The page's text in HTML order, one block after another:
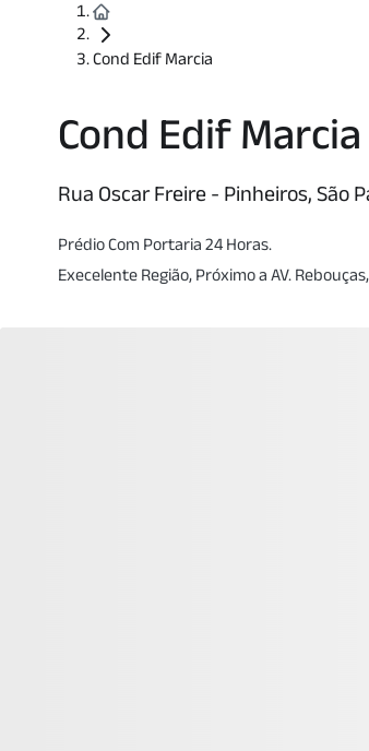
Cond Edif Marcia
Cond Edif Marcia
Rua Oscar Freire - Pinheiros, São
Prédio Com Portaria 24 Horas.
Execelente Região, Próximo a AV.